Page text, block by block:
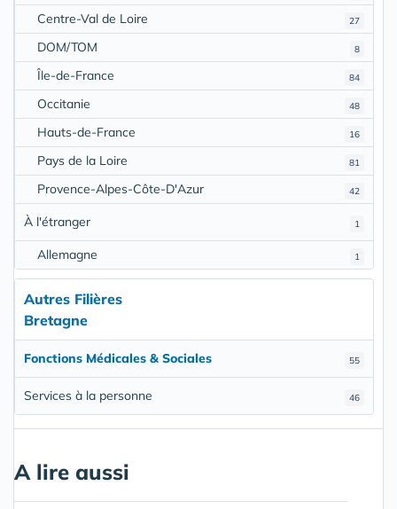
27
Centre-Val de Loire
8
DOM/TOM
84
Île-de-France
48
Occitanie
16
Hauts-de-France
81
Pays de la Loire
42
Provence-Alpes-Côte-D'Azur
1
À l'étranger
1
Allemagne
Autres Filières
Bretagne
55
Fonctions Médicales & Sociales
46
Services à la personne
A lire aussi